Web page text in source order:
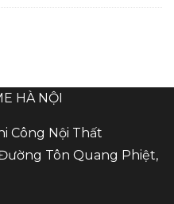
HÀ NỘI
Công Nội Thất
Tôn Quang Phiệt,